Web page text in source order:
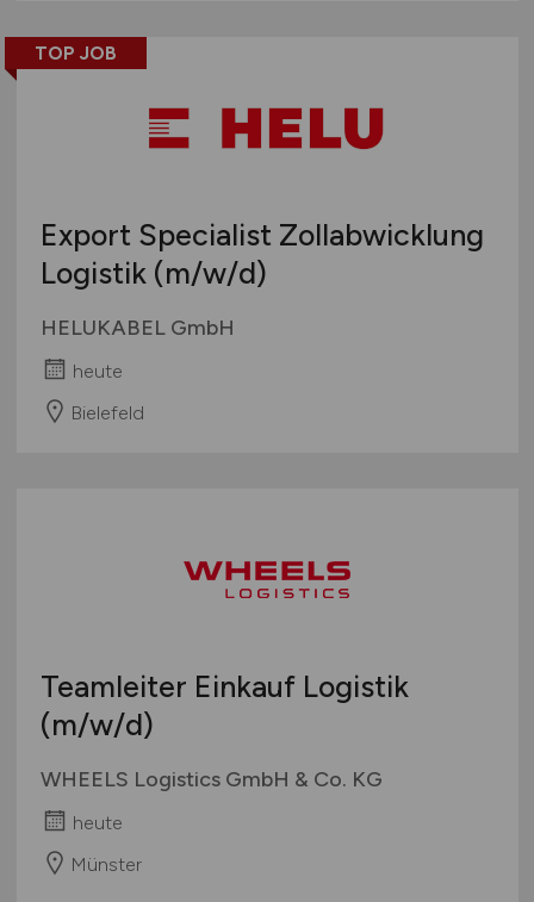
TOP JOB
Export Specialist Zollabwicklung
Logistik (m/w/d)
HELUKABEL GmbH
heute
Bielefeld
Teamleiter Einkauf Logistik
(m/w/d)
WHEELS Logistics GmbH & Co. KG
heute
Münster